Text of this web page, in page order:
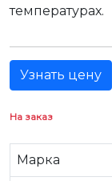
температурах.
Узнать цену
На заказ
Марка